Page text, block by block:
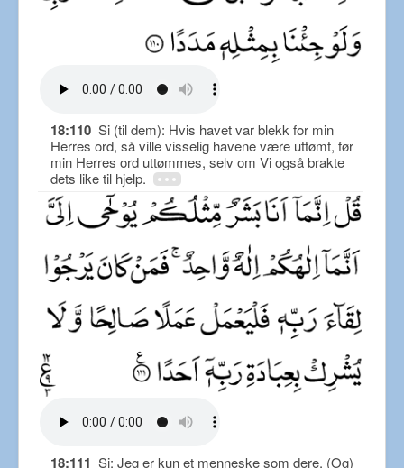
18:110 Si (til dem): Hvis havet var blekk for min
Herres ord, så ville visselig havene være uttømt, før
min Herres ord uttømmes, selv om Vi også brakte
dets like til hjelp.
18:111 Si: Jeg er kun et menneske som dere. (Og)